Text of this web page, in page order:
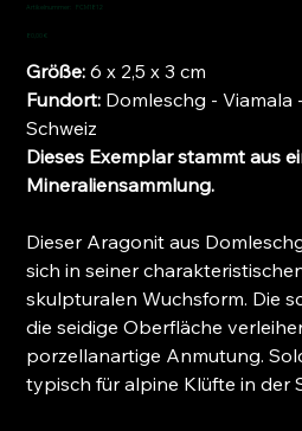
Artikelnummer:
Artikelnummer:
FCM1812
Preis
80,00 €
Größe: 6 x 2,5 x 3 cm
Fundort: Domleschg - Viamala
Schweiz
Dieses Exemplar stammt aus
Mineraliensammlung.
Dieser Aragonit aus
sich in seiner
skulpturalen Wuchsform. Die
die seidige Oberfläche
porzellanartige Anmutung.
typisch für alpine Klüfte in der